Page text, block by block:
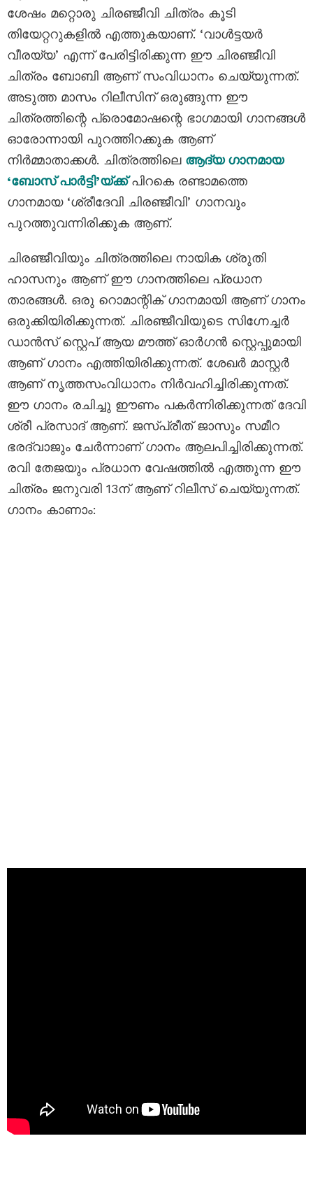
ശേഷം മറ്റൊരു ചിരഞ്ജീവി ചിത്രം കൂടി
തിയേറ്ററുകളിൽ എത്തുകയാണ്. ‘വാൾട്ടയർ
വീരയ്യ’ എന്ന് പേരിട്ടിരിക്കുന്ന ഈ ചിരഞ്ജീവി
ചിത്രം ബോബി ആണ് സംവിധാനം ചെയ്യുന്നത്.
അടുത്ത മാസം റിലീസിന് ഒരുങ്ങുന്ന ഈ
ചിത്രത്തിന്റെ പ്രൊമോഷന്റെ ഭാഗമായി ഗാനങ്ങൾ
ഓരോന്നായി പുറത്തിറക്കുക ആണ്
നിർമ്മാതാക്കൾ. ചിത്രത്തിലെ ആദ്യ ഗാനമായ
‘ബോസ് പാർട്ടി’യ്ക്ക്പിറകെ രണ്ടാമത്തെ
ഗാനമായ ‘ശ്രീദേവി ചിരഞ്ജീവി’ ഗാനവും
പുറത്തുവന്നിരിക്കുക ആണ്.
ചിരഞ്ജീവിയും ചിത്രത്തിലെ നായിക ശ്രുതി
ഹാസനും ആണ് ഈ ഗാനത്തിലെ പ്രധാന
താരങ്ങൾ. ഒരു റൊമാന്റിക് ഗാനമായി ആണ് ഗാനം
ഒരുക്കിയിരിക്കുന്നത്. ചിരഞ്ജീവിയുടെ സിഗ്നേച്ചർ
ഡാൻസ് സ്റ്റെപ് ആയ മൗത്ത് ഓർഗൻ സ്റ്റെപ്പുമായി
ആണ് ഗാനം എത്തിയിരിക്കുന്നത്. ശേഖർ മാസ്റ്റർ
ആണ് നൃത്തസംവിധാനം നിർവഹിച്ചിരിക്കുന്നത്.
ഈ ഗാനം രചിച്ചു ഈണം പകർന്നിരിക്കുന്നത് ദേവി
ശ്രീ പ്രസാദ് ആണ്. ജസ്പ്രീത് ജാസും സമീറ
ഭരദ്വാജും ചേർന്നാണ് ഗാനം ആലപിച്ചിരിക്കുന്നത്.
രവി തേജയും പ്രധാന വേഷത്തിൽ എത്തുന്ന ഈ
ചിത്രം ജനുവരി 13ന് ആണ് റിലീസ് ചെയ്യുന്നത്.
ഗാനം കാണാം: